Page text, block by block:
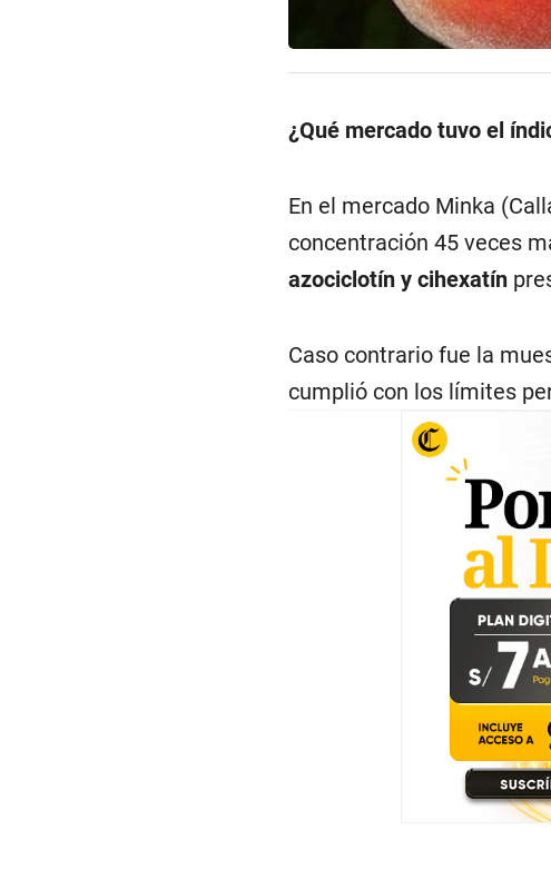
¿Qué mercado tuvo el
En el mercado Minka
concentración 45 veces
azociclotín y cihexatín
Caso contrario fue la
cumplió con los límites